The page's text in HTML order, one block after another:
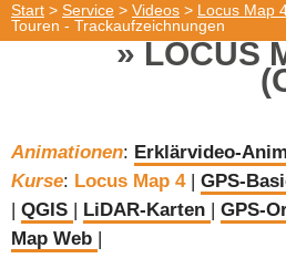
Start > Service > Videos > Locus Map
Touren - Trackaufzeichnungen
LOCUS
Animationen: Erklärvideo-
Kurse: Locus Map 4 | GPS-
| QGIS | LiDAR-Karten | GPS-
Map Web |